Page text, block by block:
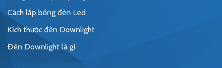
Cách lắp bóng đèn Led
Kích thước đèn Downlight
Đèn Downlight là gì